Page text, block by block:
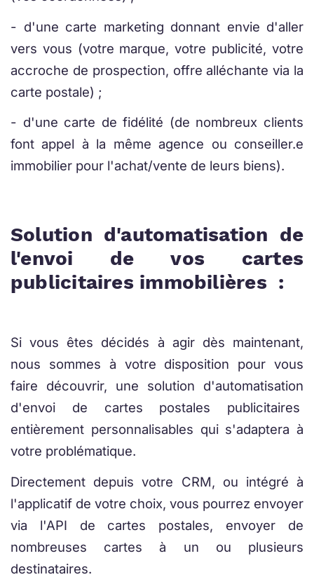
- d'une carte marketing donnant envie d'aller
vers vous (votre marque, votre publicité, votre
accroche de prospection, offre alléchante via la
carte postale) ;
- d'une carte de fidélité (de nombreux clients
font appel à la même agence ou conseiller.e
immobilier pour l'achat/vente de leurs biens).
Solution d'automatisation de
l'envoi de vos cartes
publicitaires immobilières :
Si vous êtes décidés à agir dès maintenant,
nous sommes à votre disposition pour vous
faire découvrir, une solution d'automatisation
d'envoi de cartes postales publicitaires
entièrement personnalisables qui s'adaptera à
votre problématique.
Directement depuis votre CRM, ou intégré à
l'applicatif de votre choix, vous pourrez envoyer
via l'API de cartes postales, envoyer de
nombreuses cartes à un ou plusieurs
destinataires.